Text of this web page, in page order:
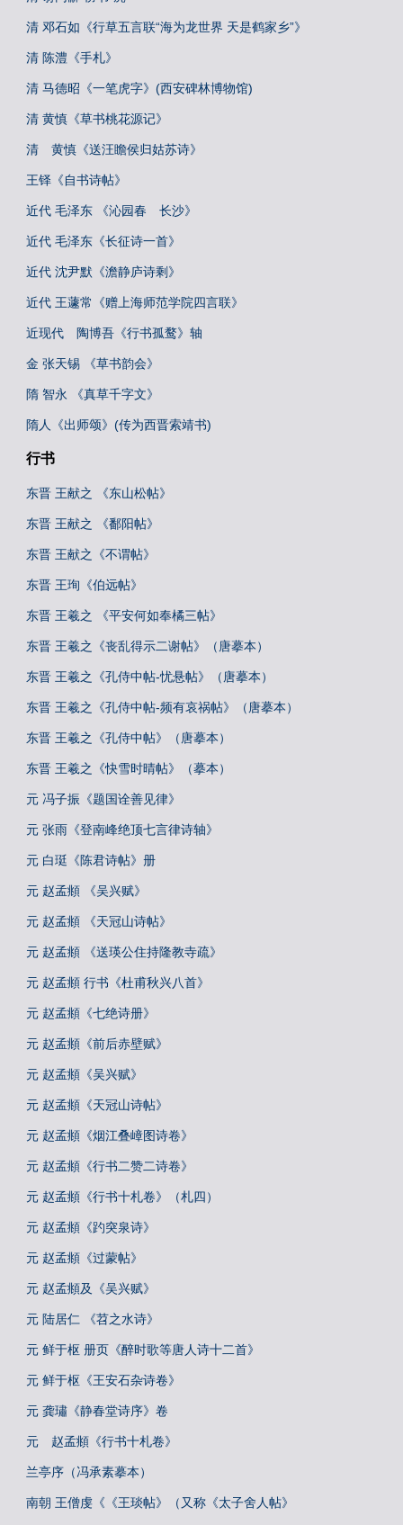
清 邓石如《行草五言联“海为龙世界 天是鹤家乡”》
清 陈澧《手札》
清 马德昭《一笔虎字》(西安碑林博物馆)
清 黄慎《草书桃花源记》
清 黄慎《送汪瞻侯归姑苏诗》
王铎《自书诗帖》
近代 毛泽东 《沁园春 长沙》
近代 毛泽东《长征诗一首》
近代 沈尹默《澹静庐诗剩》
近代 王蘧常《赠上海师范学院四言联》
近现代 陶博吾《行书孤鹜》轴
金 张天锡 《草书韵会》
隋 智永 《真草千字文》
隋人《出师颂》(传为西晋索靖书)
行书
东晋 王献之 《东山松帖》
东晋 王献之 《鄱阳帖》
东晋 王献之《不谓帖》
东晋 王珣《伯远帖》
东晋 王羲之 《平安何如奉橘三帖》
东晋 王羲之《丧乱得示二谢帖》（唐摹本）
东晋 王羲之《孔侍中帖-忧悬帖》（唐摹本）
东晋 王羲之《孔侍中帖-频有哀祸帖》（唐摹本）
东晋 王羲之《孔侍中帖》（唐摹本）
东晋 王羲之《快雪时晴帖》（摹本）
元 冯子振《题国诠善见律》
元 张雨《登南峰绝顶七言律诗轴》
元 白珽《陈君诗帖》册
元 赵孟頫 《吴兴赋》
元 赵孟頫 《天冠山诗帖》
元 赵孟頫 《送瑛公住持隆教寺疏》
元 赵孟頫 行书《杜甫秋兴八首》
元 赵孟頫《七绝诗册》
元 赵孟頫《前后赤壁赋》
元 赵孟頫《吴兴赋》
元 赵孟頫《天冠山诗帖》
元 赵孟頫《烟江叠嶂图诗卷》
元 赵孟頫《行书二赞二诗卷》
元 赵孟頫《行书十札卷》（札四）
元 赵孟頫《趵突泉诗》
元 赵孟頫《过蒙帖》
元 赵孟頫及《吴兴赋》
元 陆居仁 《苕之水诗》
元 鲜于枢 册页《醉时歌等唐人诗十二首》
元 鲜于枢《王安石杂诗卷》
元 龚璛《静春堂诗序》卷
元 赵孟頫《行书十札卷》
兰亭序（冯承素摹本）
南朝 王僧虔《《王琰帖》（又称《太子舍人帖》